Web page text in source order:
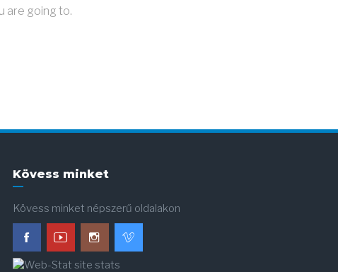
are going to.
Kövess minket
Kövess minket népszerű oldalakon